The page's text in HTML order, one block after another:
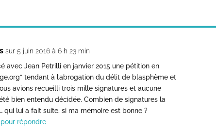
sur 5 juin 2016 à 6 h 23 min
avec Jean Petrilli en janvier 2015 une pétition en
tendant à l’abrogation du délit de blasphème et
avions recueilli trois mille signatures et aucune
bien entendu décidée. Combien de signatures la
qui lui a fait suite, si ma mémoire est bonne ?
répondre